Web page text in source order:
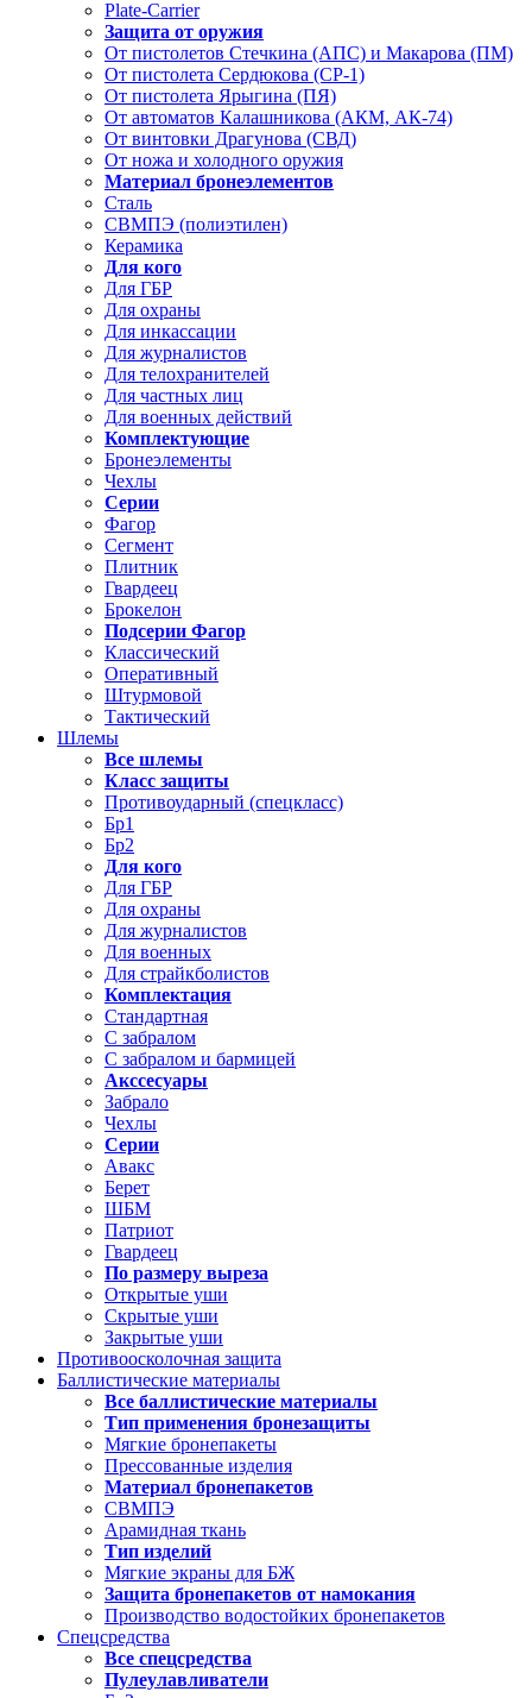
Plate-Carrier
Защита от оружия
От пистолетов Стечкина (АПС) и Макарова (ПМ)
От пистолета Сердюкова (СР-1)
От пистолета Ярыгина (ПЯ)
От автоматов Калашникова (АКМ, АК-74)
От винтовки Драгунова (СВД)
От ножа и холодного оружия
Материал бронеэлементов
Сталь
СВМПЭ (полиэтилен)
Керамика
Для кого
Для ГБР
Для охраны
Для инкассации
Для журналистов
Для телохранителей
Для частных лиц
Для военных действий
Комплектующие
Бронеэлементы
Чехлы
Серии
Фагор
Сегмент
Плитник
Гвардеец
Брокелон
Подсерии Фагор
Классический
Оперативный
Штурмовой
Тактический
Шлемы
Все шлемы
Класс защиты
Противоударный (спецкласс)
Бр1
Бр2
Для кого
Для ГБР
Для охраны
Для журналистов
Для военных
Для страйкболистов
Комплектация
Стандартная
С забралом
С забралом и бармицей
Акссесуары
Забрало
Чехлы
Серии
Авакс
Берет
ШБМ
Патриот
Гвардеец
По размеру выреза
Открытые уши
Скрытые уши
Закрытые уши
Противоосколочная защита
Баллистические материалы
Все баллистические материалы
Тип применения бронезащиты
Мягкие бронепакеты
Прессованные изделия
Материал бронепакетов
СВМПЭ
Арамидная ткань
Тип изделий
Мягкие экраны для БЖ
Защита бронепакетов от намокания
Производство водостойких бронепакетов
Спецсредства
Все спецсредства
Пулеулавливатели